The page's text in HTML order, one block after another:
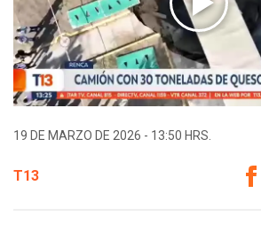
19 DE MARZO DE 2026 - 13:50 HRS.
T13